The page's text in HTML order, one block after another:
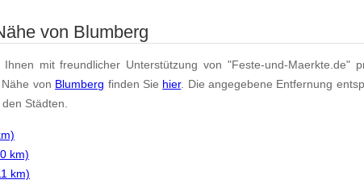
von Blumberg
mit freundlicher Unterstützung von "Feste-und-Maerkte.de"
von Blumberg finden Sie hier. Die angegebene Entfernung
Städten.
km)
km)